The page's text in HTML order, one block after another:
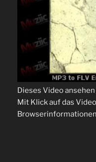
Dieses Video ansehen
Mit Klick auf das